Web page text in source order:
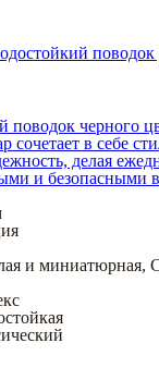
поводок
черного
сочетает в себе
делая
и безопасными
и миниатюрная,